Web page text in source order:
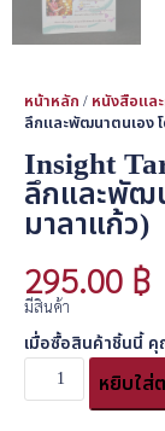
หน้าหลัก / หนังสือแล
ลึกและพัฒนาตนเอง
Insight
ลึกและพัฒ
มาลาแก้ว)
295.00 ฿
มีสินค้า
เมื่อซื้อสินค้าชิ้นนี้ คุ
หยิบใส่